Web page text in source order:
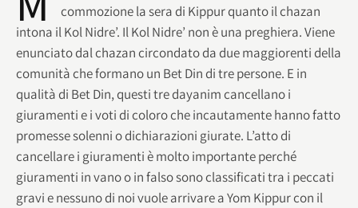
commozione la sera di Kippur quanto il chazan
intona il Kol Nidre’. Il Kol Nidre’ non è una preghiera. Viene
enunciato dal chazan circondato da due maggiorenti della
comunità che formano un Bet Din di tre persone. E in
qualità di Bet Din, questi tre dayanim cancellano i
giuramenti e i voti di coloro che incautamente hanno fatto
promesse solenni o dichiarazioni giurate. L’atto di
cancellare i giuramenti è molto importante perché
giuramenti in vano o in falso sono classificati tra i peccati
gravi e nessuno di noi vuole arrivare a Yom Kippur con il